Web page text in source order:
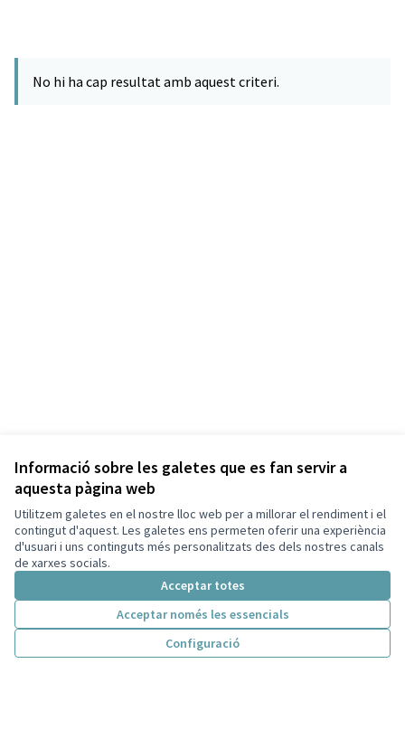
Informació sobre les galetes que es fan servir a
aquesta pàgina web
Utilitzem galetes en el nostre lloc web per a millorar el rendiment i el
contingut d'aquest. Les galetes ens permeten oferir una experiència
d'usuari i uns continguts més personalitzats des dels nostres canals
de xarxes socials.
Acceptar totes
Acceptar només les essencials
Configuració
No hi ha cap resultat amb aquest criteri.